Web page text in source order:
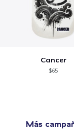
Cancer
$65
Más